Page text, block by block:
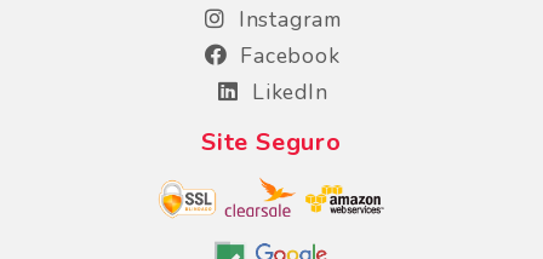
Instagram
Facebook
LikedIn
Site Seguro